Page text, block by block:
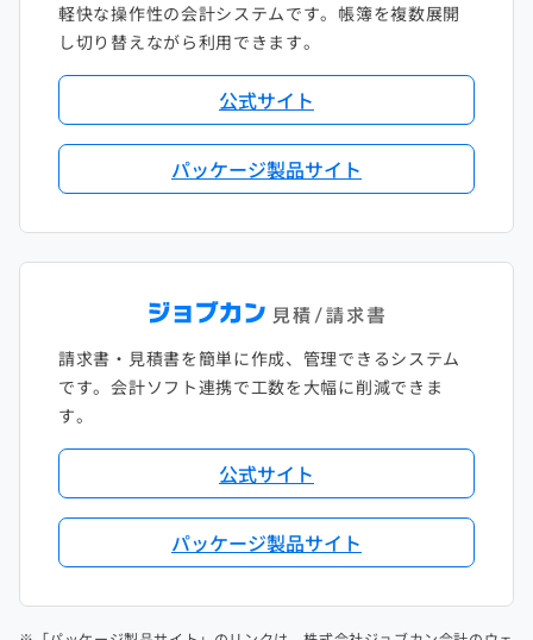
軽快な操作性の会計システムです。帳簿を複数展開
し切り替えながら利用できます。
公式サイト
パッケージ製品サイト
請求書・見積書を簡単に作成、管理できるシステム
です。会計ソフト連携で工数を大幅に削減できま
す。
公式サイト
パッケージ製品サイト